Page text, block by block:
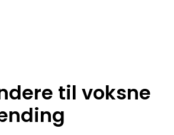
til voksne